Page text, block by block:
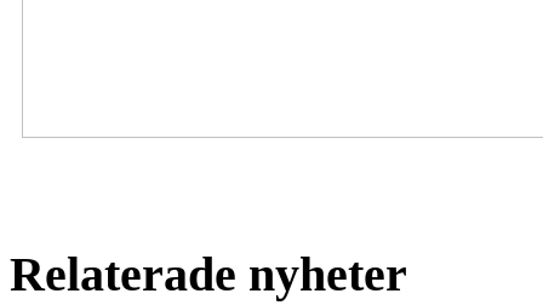
Relaterade nyheter